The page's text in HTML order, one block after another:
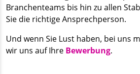
Branchenteams bis hin zu allen
Sie die richtige Ansprechperson.
Und wenn Sie Lust haben, bei uns
wir uns auf Ihre Bewerbung.